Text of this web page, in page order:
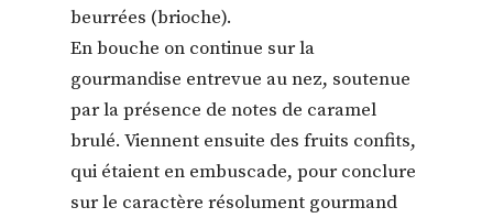
beurrées (brioche).
En bouche on continue sur la
gourmandise entrevue au nez, soutenue
par la présence de notes de caramel
brulé. Viennent ensuite des fruits confits,
qui étaient en embuscade, pour conclure
sur le caractère résolument gourmand